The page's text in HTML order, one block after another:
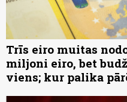
Trīs eiro muitas
miljoni eiro, bet
viens; kur palika